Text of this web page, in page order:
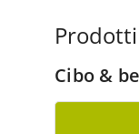
Prodotti
Cibo &